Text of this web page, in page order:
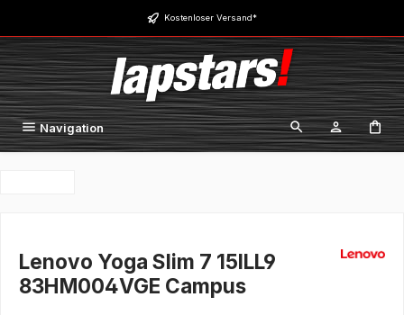
Zum Hauptinhalt springen Kostenloser Versand*
Navigation
Lenovo Yoga Slim 7 15ILL9
83HM004VGE Campus